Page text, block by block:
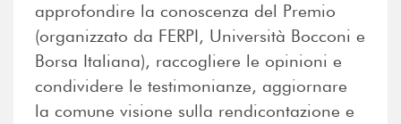
approfondire la conoscenza del Premio
(organizzato da FERPI, Università Bocconi e
Borsa Italiana), raccogliere le opinioni e
condividere le testimonianze, aggiornare
la comune visione sulla rendicontazione e